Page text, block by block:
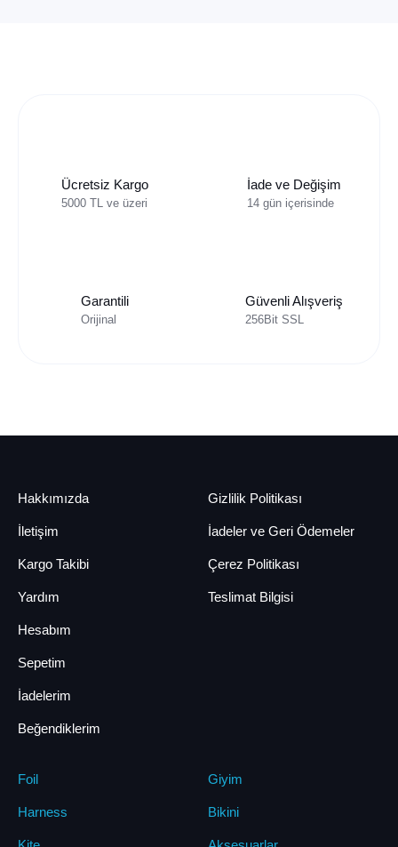
Ücretsiz Kargo
5000 TL ve üzeri
İade ve Değişim
14 gün içerisinde
Garantili
Orijinal
Güvenli Alışveriş
256Bit SSL
Hakkımızda
İletişim
Kargo Takibi
Yardım
Gizlilik Politikası
İadeler ve Geri Ödemeler
Çerez Politikası
Teslimat Bilgisi
Hesabım
Sepetim
İadelerim
Beğendiklerim
Foil
Harness
Giyim
Bikini